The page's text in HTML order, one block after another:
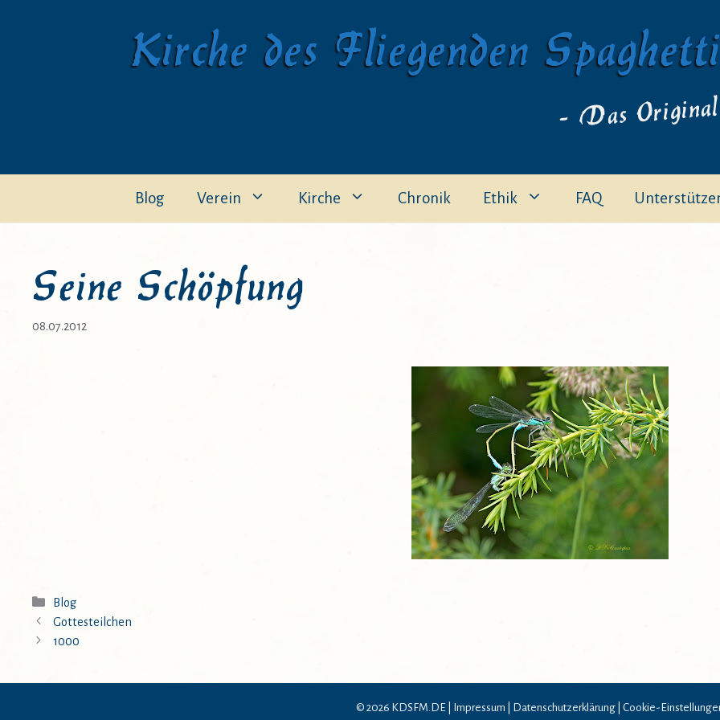
Kirche des Fliegenden
- Das
Blog Verein Kirche Chronik Ethik FAQ
Seine Schöpfung
08.07.2012
Kategorien
Blog
Gottesteilchen
1000
© 2026 KDSFM.DE | Impressum Datenschutzerklärung Cookie-